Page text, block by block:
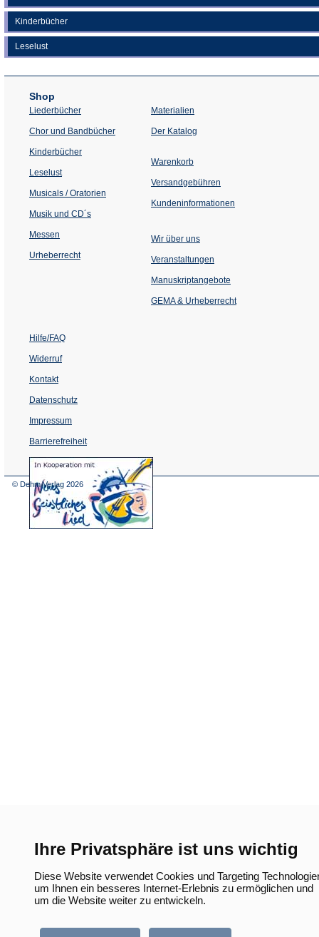
Ihre Privatsphäre ist uns wichtig
Diese Website verwendet Cookies und Targeting
um Ihnen ein besseres Internet-Erlebnis zu ermöglichen und
um die Website weiter zu entwickeln.
Kinderbücher
Leselust
Shop
Liederbücher
Chor und Bandbücher
Kinderbücher
Leselust
Musicals / Oratorien
Musik und CD´s
Messen
Urheberrecht
Materialien
Der Katalog
Warenkorb
Versandgebühren
Kundeninformationen
Wir über uns
Veranstaltungen
einem
Tab)
Manuskriptangebote
GEMA & Urheberrecht
Hilfe/FAQ
Widerruf
Kontakt
Datenschutz
Impressum
Barrierefreiheit
(Öffnet
in
© Dehm Verlag 2026